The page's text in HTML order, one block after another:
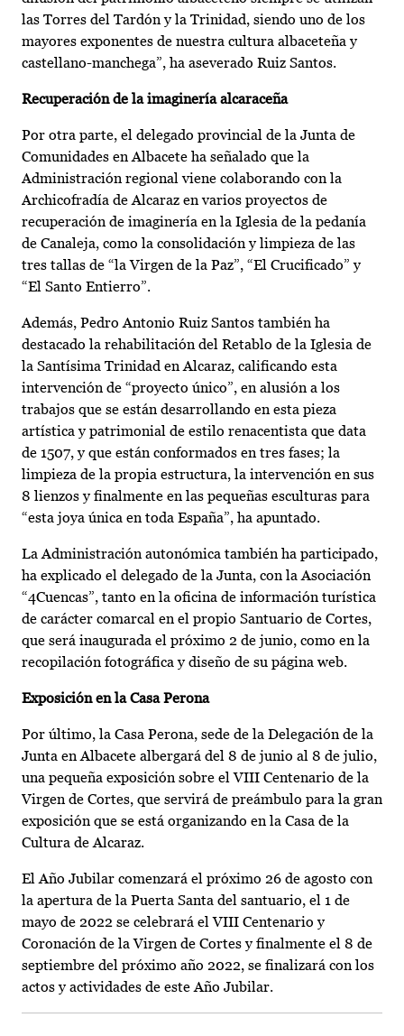
las Torres del Tardón y la Trinidad, siendo uno de los
mayores exponentes de nuestra cultura albaceteña y
castellano-manchega”, ha aseverado Ruiz Santos.
Recuperación de la imaginería alcaraceña
Por otra parte, el delegado provincial de la Junta de
Comunidades en Albacete ha señalado que la
Administración regional viene colaborando con la
Archicofradía de Alcaraz en varios proyectos de
recuperación de imaginería en la Iglesia de la pedanía
de Canaleja, como la consolidación y limpieza de las
tres tallas de “la Virgen de la Paz”, “El Crucificado” y
“El Santo Entierro”.
Además, Pedro Antonio Ruiz Santos también ha
destacado la rehabilitación del Retablo de la Iglesia de
la Santísima Trinidad en Alcaraz, calificando esta
intervención de “proyecto único”, en alusión a los
trabajos que se están desarrollando en esta pieza
artística y patrimonial de estilo renacentista que data
de 1507, y que están conformados en tres fases; la
limpieza de la propia estructura, la intervención en sus
8 lienzos y finalmente en las pequeñas esculturas para
“esta joya única en toda España”, ha apuntado.
La Administración autonómica también ha participado,
ha explicado el delegado de la Junta, con la Asociación
“4Cuencas”, tanto en la oficina de información turística
de carácter comarcal en el propio Santuario de Cortes,
que será inaugurada el próximo 2 de junio, como en la
recopilación fotográfica y diseño de su página web.
Exposición en la Casa Perona
Por último, la Casa Perona, sede de la Delegación de la
Junta en Albacete albergará del 8 de junio al 8 de julio,
una pequeña exposición sobre el VIII Centenario de la
Virgen de Cortes, que servirá de preámbulo para la gran
exposición que se está organizando en la Casa de la
Cultura de Alcaraz.
El Año Jubilar comenzará el próximo 26 de agosto con
la apertura de la Puerta Santa del santuario, el 1 de
mayo de 2022 se celebrará el VIII Centenario y
Coronación de la Virgen de Cortes y finalmente el 8 de
septiembre del próximo año 2022, se finalizará con los
actos y actividades de este Año Jubilar.